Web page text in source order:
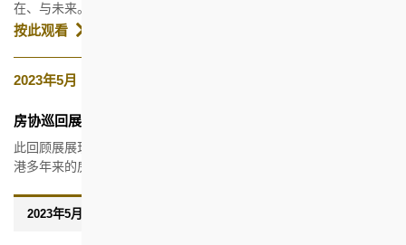
在、与未来。
按此观看
2023年5月 － 10月
房协巡回展览
此回顾展展现房协自1948年成立以来的不同房屋项目和工作，及香
港多年来的房屋发展。详情如下：
2023年5月30日至6月2日